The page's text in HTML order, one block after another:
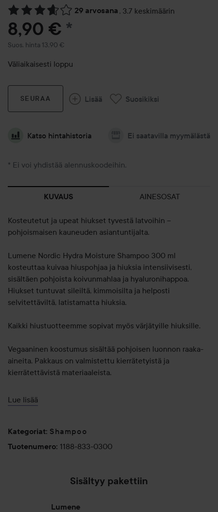
29 arvosana , 3.7 keskimäärin
Siirtyä jhk Arvosana & kommentit
8,90 € *
Suos. hinta 13,90 €
Suositeltu hinta 13,90 €
Väliaikaisesti loppu
SEURAA Lisää Suosikiksi
Katso hintahistoria Ei saatavilla myymälästä
* Ei voi yhdistää alennuskoodeihin.
KUVAUS AINESOSAT
Kosteutetut ja upeat hiukset tyvestä latvoihin –
pohjoismaisen kauneuden asiantuntijalta.
Lumene Nordic Hydra Moisture Shampoo 300 ml
kosteuttaa kuivaa hiuspohjaa ja hiuksia intensiivisesti,
sisältäen pohjoista koivunmahlaa ja hyaluronihappoa.
Hiukset tuntuvat sileiltä, kimmoisilta ja helposti
selvitettäviltä, latistamatta hiuksia.
Kaikki hiustuotteemme sopivat myös värjätyille hiuksille.
Vegaaninen koostumus sisältää pohjoisen luonnon raaka-
aineita. Pakkaus on valmistettu kierrätetyistä ja
kierrätettävistä materiaaleista.
Käyttö:
Levitä märkiin hiuksiin. Vaahdota ja huuhtele huolellisesti.
perään Nordic Hydra [Lähde] Moisture Conditioner -
hoitoainetta.
Lue lisää
Kategoriat: Shampoo
Tuotenumero: 1188-833-0300
Sisältyy pakettiin
Lumene